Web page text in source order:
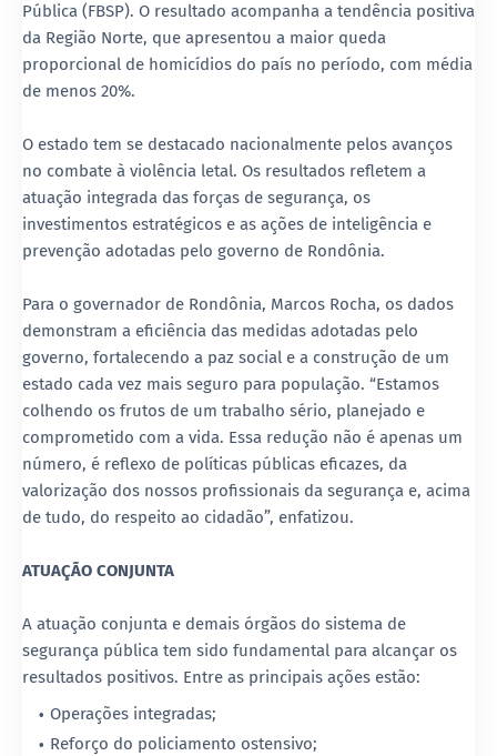
Pública (FBSP). O resultado acompanha a tendência positiva
da Região Norte, que apresentou a maior queda
proporcional de homicídios do país no período, com média
de menos 20%.
O estado tem se destacado nacionalmente pelos avanços
no combate à violência letal. Os resultados refletem a
atuação integrada das forças de segurança, os
investimentos estratégicos e as ações de inteligência e
prevenção adotadas pelo governo de Rondônia.
Para o governador de Rondônia, Marcos Rocha, os dados
demonstram a eficiência das medidas adotadas pelo
governo, fortalecendo a paz social e a construção de um
estado cada vez mais seguro para população. “Estamos
colhendo os frutos de um trabalho sério, planejado e
comprometido com a vida. Essa redução não é apenas um
número, é reflexo de políticas públicas eficazes, da
valorização dos nossos profissionais da segurança e, acima
de tudo, do respeito ao cidadão”, enfatizou.
ATUAÇÃO CONJUNTA
A atuação conjunta e demais órgãos do sistema de
segurança pública tem sido fundamental para alcançar os
resultados positivos. Entre as principais ações estão:
Operações integradas;
Reforço do policiamento ostensivo;